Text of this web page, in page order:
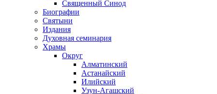
Священный Синод
Биографии
Святыни
Издания
Духовная семинария
Храмы
Округ
Алматинский
Астанайский
Илийский
Узун-Агашский